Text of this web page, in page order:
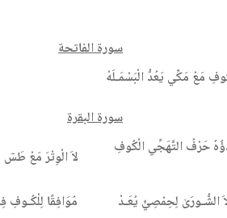
سورة الفاتحة
مَعْ مَكِّي يَعُدُّ الْبَسْمَـلَهْ
سورة البقرة
حَرْفُ التَّهَجِّي الْكُوفِ
لاَ الْوِتْرَ مَعْ طَسۤ
الشُّـورَىٰ لِحِمْصِيٍّ يُعَـدْ مُوَافِقًا لِلْكُـوفِ